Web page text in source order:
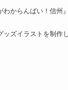
わからんばい！信州
ズイラストを制作